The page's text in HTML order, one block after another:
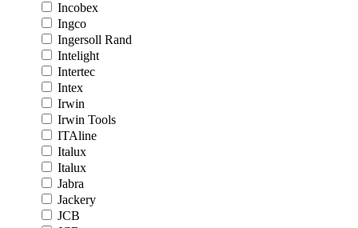
Incobex
Ingco
Ingersoll Rand
Intelight
Intertec
Intex
Irwin
Irwin Tools
ITAline
Italux
Italux
Jabra
Jackery
JCB